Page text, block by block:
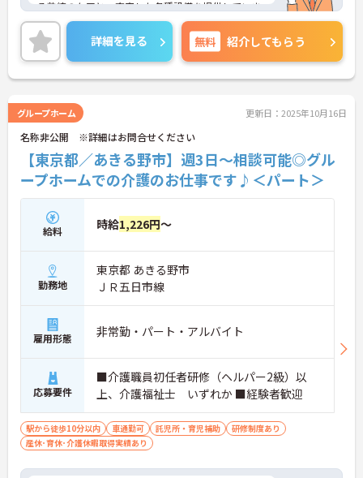
る熟練のケアと、充実した各種設備を提供していま
す。
賞与が4.0ヶ月分支給実績があるため、頑張りが評価
される職場です。また、資格取得支援があり、スキ
ルアップを目指していける環境です。
ご興味のある方には、面接対策ポイントなど、さら
さい！
詳細を見る 無料 紹介してもらう
グループホーム 更新日：2025年10月16日
名称非公開 ※詳細はお問合せください
【東京都／あきる野市】週3日～相談可能◎グル
ープホームでの介護のお仕事です♪＜パート＞
給料 時給1,226円～
勤務地
東京都 あきる野市
ＪＲ五日市線
雇用形態 非常勤・パート・アルバイト
応募要件
■介護職員初任者研修（ヘルパー2級）以
上、介護福祉士 いずれか ■経験者歓迎
駅から徒歩10分以内 車通勤可 託児所・育児補助
研修制度あり
産休･育休･介護休暇取得実績あり